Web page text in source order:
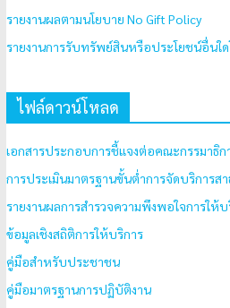
รายงานผลตามนโยบาย No Gift Policy
รายงานการรับทรัพย์สินหรือประโยชน์อื่นใด
ไฟล์ดาวน์โหลด
เอกสารประกอบการชี้แจงต่อคณะกรรมาธิก
การประเมินมาตรฐานขั้นต่ำการจัดบริการส
รายงานผลการสำรวจความพึงพอใจการให้บ
ข้อมูลเชิงสถิติการให้บริการ
คู่มือสำหรับประชาชน
คู่มือมาตรฐานการปฏิบัติงาน